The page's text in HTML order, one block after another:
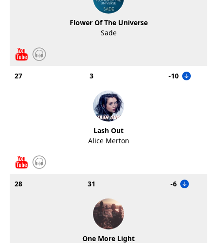
Flower Of The Universe
Sade
27 3 -10
Lash Out
Alice Merton
28 31 -6
One More Light